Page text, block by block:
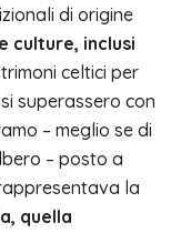
di origine
culture, inclusi
celtici per
superassero con
– meglio se di
– posto a
la
quella